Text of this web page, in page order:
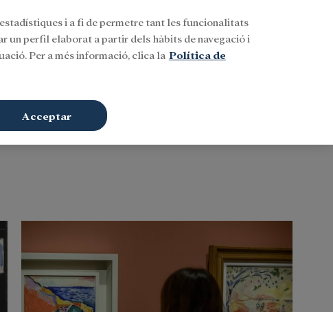
Iniciar sessió Buscar
i a fi de permetre tant les funcionalitats
un perfil elaborat a partir dels hàbits de navegació i
Per a més informació, clica la Política de
Acceptar